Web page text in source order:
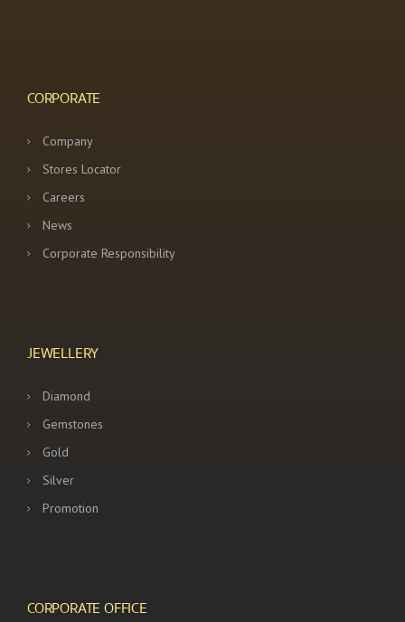
CORPORATE
Company
Stores Locator
Careers
News
Corporate Responsibility
JEWELLERY
Diamond
Gemstones
Gold
Silver
Promotion
CORPORATE OFFICE